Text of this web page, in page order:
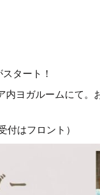
タート！
ヨガルームにて。
付はフロント）